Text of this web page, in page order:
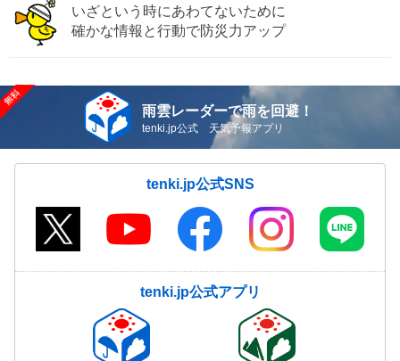
いざという時にあわてないために
確かな情報と行動で防災力アップ
雨雲レーダーで雨を回避！
tenki.jp公式 天気予報アプリ
tenki.jp公式SNS
tenki.jp公式アプリ